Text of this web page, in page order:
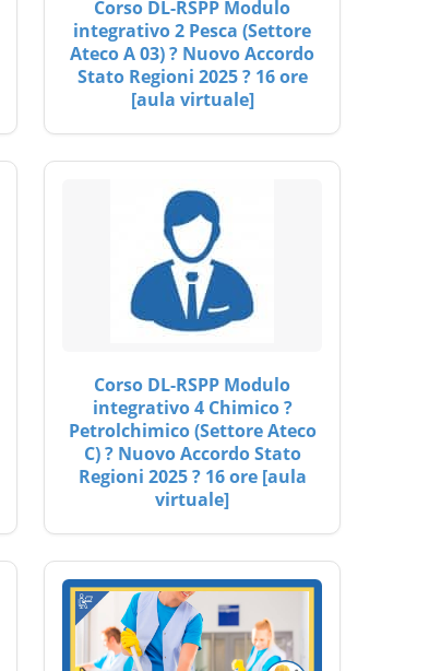
Corso DL-RSPP Modulo
integrativo 2 Pesca (Settore
Ateco A 03) ? Nuovo Accordo
Stato Regioni 2025 ? 16 ore
[aula virtuale]
Corso DL-RSPP Modulo
integrativo 4 Chimico ?
Petrolchimico (Settore Ateco
C) ? Nuovo Accordo Stato
Regioni 2025 ? 16 ore [aula
virtuale]